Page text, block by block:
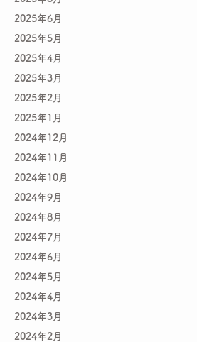
2025年6月
2025年5月
2025年4月
2025年3月
2025年2月
2025年1月
2024年12月
2024年11月
2024年10月
2024年9月
2024年8月
2024年7月
2024年6月
2024年5月
2024年4月
2024年3月
2024年2月